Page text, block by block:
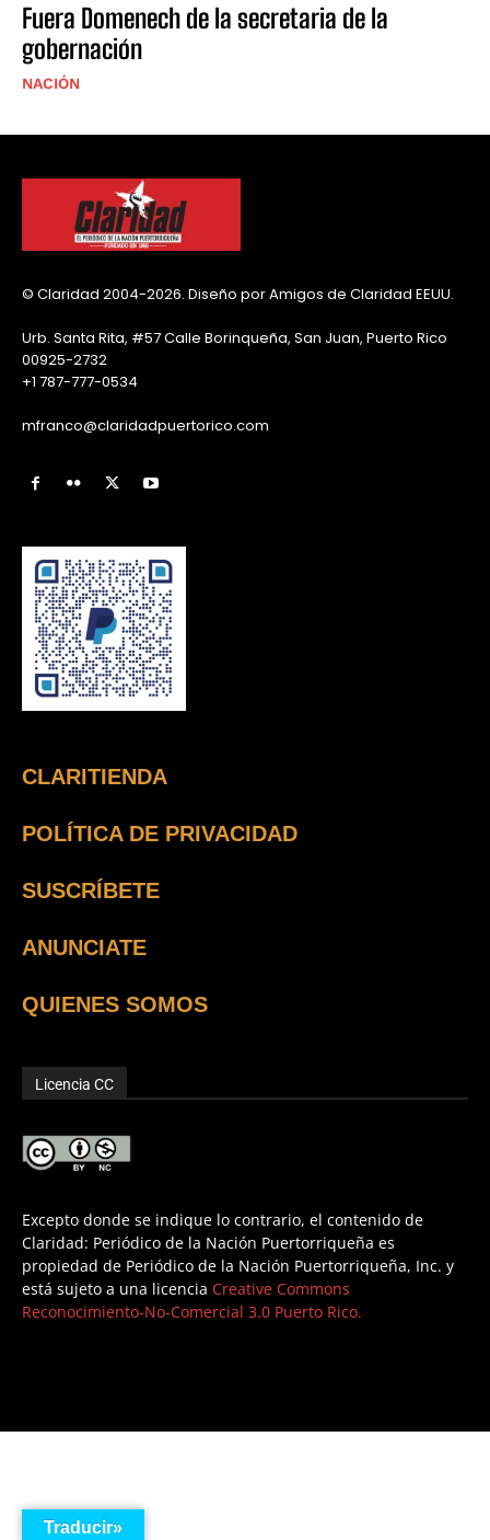
Fuera Domenech de la secretaria de la
gobernación
NACIÓN
© Claridad 2004-2026. Diseño por Amigos de Claridad EEUU.
Urb. Santa Rita, #57 Calle Borinqueña, San Juan, Puerto Rico
00925-2732
+1 787-777-0534
mfranco@claridadpuertorico.com
CLARITIENDA
POLÍTICA DE PRIVACIDAD
SUSCRÍBETE
ANUNCIATE
QUIENES SOMOS
Licencia CC
Excepto donde se indique lo contrario, el contenido de
Claridad: Periódico de la Nación Puertorriqueña es
propiedad de Periódico de la Nación Puertorriqueña, Inc. y
está sujeto a una licencia Creative Commons
Reconocimiento-No-Comercial 3.0 Puerto Rico.
Traducir»